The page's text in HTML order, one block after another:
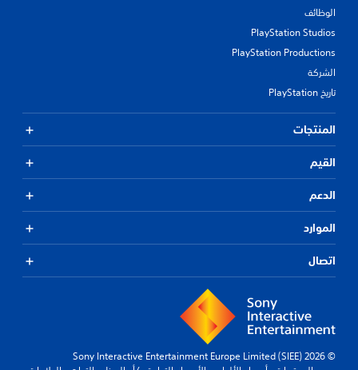
الوظائف
PlayStation Studios
PlayStation Productions
الشركة
تاريخ PlayStation
المنتجات
القيم
الدعم
الموارد
اتصال
© 2026 Sony Interactive Entertainment Europe Limited (SIEE)